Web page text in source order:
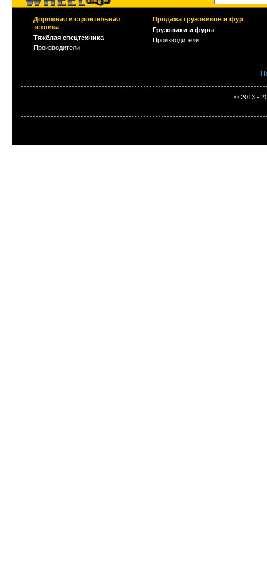
Дорожная и строительная
техника
Тяжёлая спецтехника
Производители
Продажа грузовиков и фур
Грузовики и фуры
Производители
© 2013 -